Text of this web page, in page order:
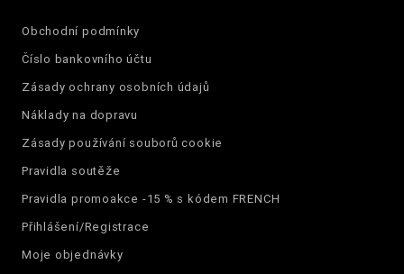
Obchodní podmínky
Číslo bankovního účtu
Zásady ochrany osobních údajů
Náklady na dopravu
Zásady používání souborů cookie
Pravidla soutěže
Pravidla promoakce -15 % s kódem FRENCH
Přihlášení/Registrace
Moje objednávky